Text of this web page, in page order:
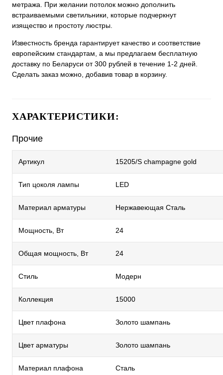
метража. При желании потолок можно дополнить
встраиваемыми светильники, которые подчеркнут
изящество и простоту люстры.
Известность бренда гарантирует качество и соответствие
европейским стандартам, а мы предлагаем бесплатную
доставку по Беларуси от 300 рублей в течение 1-2 дней.
Сделать заказ можно, добавив товар в корзину.
ХАРАКТЕРИСТИКИ:
Прочие
Артикул 15205/S champagne gold
Тип цоколя лампы LED
Материал арматуры Нержавеющая Сталь
Мощность, Вт 24
Общая мощность, Вт 24
Стиль Модерн
Коллекция 15000
Цвет плафона Золото шампань
Цвет арматуры Золото шампань
Материал плафона Сталь